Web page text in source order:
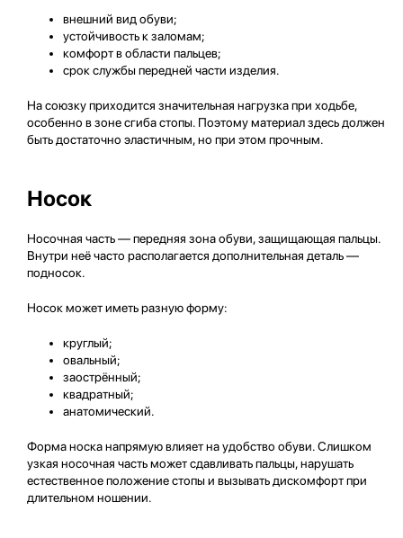
внешний вид обуви;
устойчивость к заломам;
комфорт в области пальцев;
срок службы передней части изделия.
На союзку приходится значительная нагрузка при ходьбе,
особенно в зоне сгиба стопы. Поэтому материал здесь должен
быть достаточно эластичным, но при этом прочным.
Носок
Носочная часть — передняя зона обуви, защищающая пальцы.
Внутри неё часто располагается дополнительная деталь —
подносок.
Носок может иметь разную форму:
круглый;
овальный;
заострённый;
квадратный;
анатомический.
Форма носка напрямую влияет на удобство обуви. Слишком
узкая носочная часть может сдавливать пальцы, нарушать
естественное положение стопы и вызывать дискомфорт при
длительном ношении.